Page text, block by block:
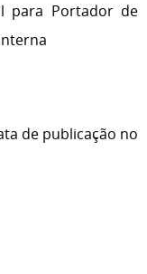
para Portador de
de publicação no